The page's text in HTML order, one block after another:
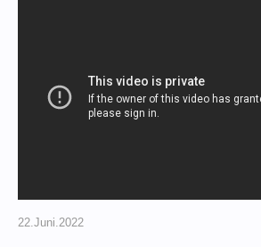
22.Juni.2022